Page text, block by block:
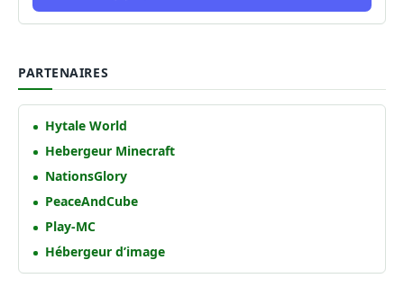
PARTENAIRES
Hytale World
Hebergeur Minecraft
NationsGlory
PeaceAndCube
Play-MC
Hébergeur d’image